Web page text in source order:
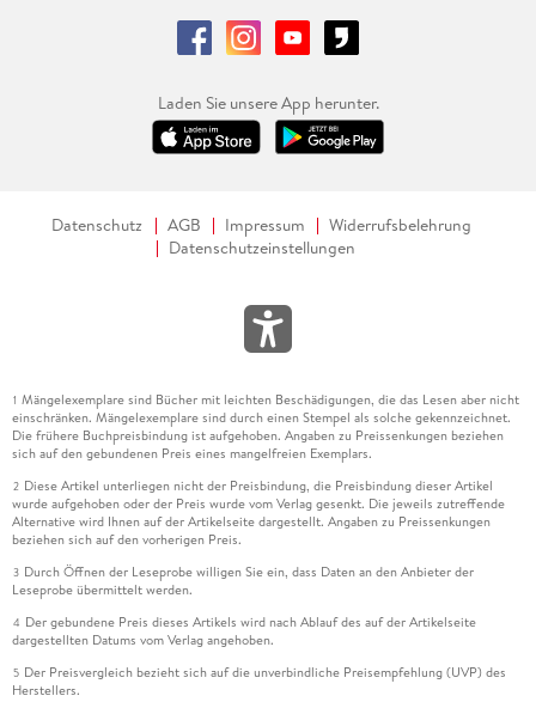
Laden Sie unsere App herunter.
Datenschutz AGB Impressum
Widerrufsbelehrung
Datenschutzeinstellungen
1 Mängelexemplare sind Bücher mit leichten Beschädigungen, die das Lesen aber nicht
einschränken. Mängelexemplare sind durch einen Stempel als solche gekennzeichnet.
Die frühere Buchpreisbindung ist aufgehoben. Angaben zu Preissenkungen beziehen
sich auf den gebundenen Preis eines mangelfreien Exemplars.
2 Diese Artikel unterliegen nicht der Preisbindung, die Preisbindung dieser Artikel
wurde aufgehoben oder der Preis wurde vom Verlag gesenkt. Die jeweils zutreffende
Alternative wird Ihnen auf der Artikelseite dargestellt. Angaben zu Preissenkungen
beziehen sich auf den vorherigen Preis.
3 Durch Öffnen der Leseprobe willigen Sie ein, dass Daten an den Anbieter der
Leseprobe übermittelt werden.
4 Der gebundene Preis dieses Artikels wird nach Ablauf des auf der Artikelseite
dargestellten Datums vom Verlag angehoben.
5 Der Preisvergleich bezieht sich auf die unverbindliche Preisempfehlung (UVP) des
Herstellers.